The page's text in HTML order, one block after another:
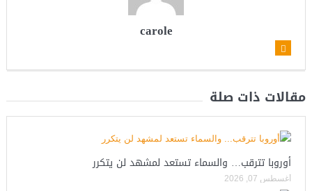
carole
مقالات ذات صلة
أوروبا تترقب… والسماء تستعد لمشهد لن يتكرر
أغسطس 07, 2026